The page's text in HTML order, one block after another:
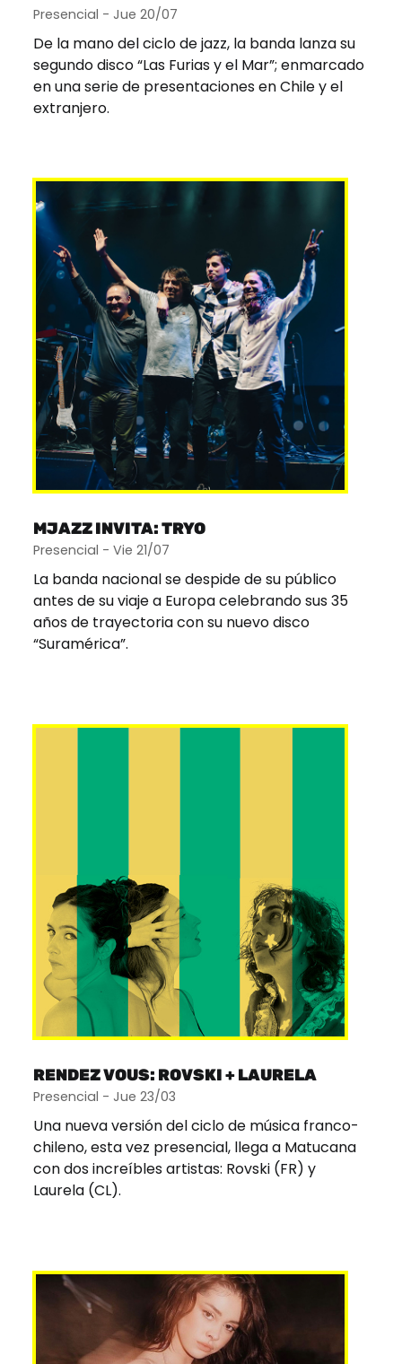
Presencial - Jue 20/07
De la mano del ciclo de jazz, la banda lanza su
segundo disco “Las Furias y el Mar”; enmarcado
en una serie de presentaciones en Chile y el
extranjero.
MJAZZ INVITA: TRYO
Presencial - Vie 21/07
La banda nacional se despide de su público
antes de su viaje a Europa celebrando sus 35
años de trayectoria con su nuevo disco
“Suramérica”.
RENDEZ VOUS: ROVSKI + LAURELA
Presencial - Jue 23/03
Una nueva versión del ciclo de música franco-
chileno, esta vez presencial, llega a Matucana
con dos increíbles artistas: Rovski (FR) y
Laurela (CL).